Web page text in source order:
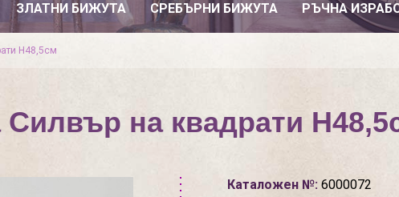
ЗЛАТНИ БИЖУТА СРЕБЪРНИ БИЖУТА РЪЧНА
Н48,5см
Силвър на квадрати
Каталожен №:6000072